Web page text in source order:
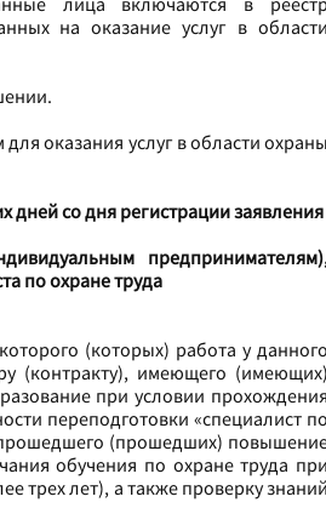
на оказание услуг в области
оказания услуг в области охраны
дней со дня регистрации заявления
по охране труда
(которых) работа у данного
(контракту), имеющего (имеющих)
при условии прохождения
переподготовки «специалист по
прошедшего (прошедших)
обучения по охране труда при
трех лет), а также проверку знаний